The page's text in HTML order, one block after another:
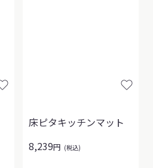
床ピタキッチンマット
8,239円 (税込)